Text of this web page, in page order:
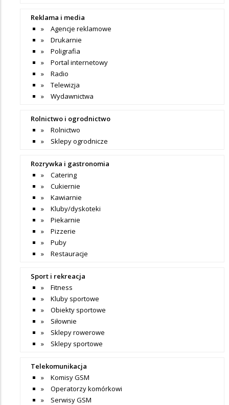
Reklama i media
Agencje reklamowe
Drukarnie
Poligrafia
Portal internetowy
Radio
Telewizja
Wydawnictwa
Rolnictwo i ogrodnictwo
Rolnictwo
Sklepy ogrodnicze
Rozrywka i gastronomia
Catering
Cukiernie
Kawiarnie
Kluby/dyskoteki
Piekarnie
Pizzerie
Puby
Restauracje
Sport i rekreacja
Fitness
Kluby sportowe
Obiekty sportowe
Siłownie
Sklepy rowerowe
Sklepy sportowe
Telekomunikacja
Komisy GSM
Operatorzy komórkowi
Serwisy GSM